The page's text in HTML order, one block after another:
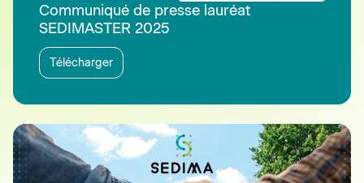
Communiqué de presse lauréat
SEDIMASTER 2025
Télécharger